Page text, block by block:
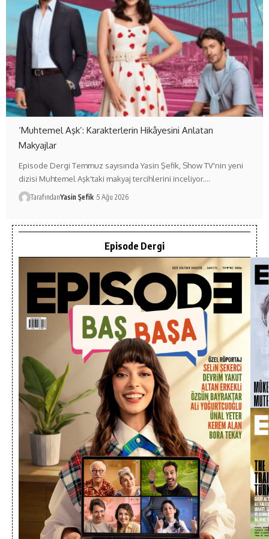
‘Muhtemel Aşk’: Karakterlerin Hikâyesini Anlatan
Makyajlar
Episode Dergi Temmuz sayısında Yasin Şefik, Show TV'nin yeni
dizisi Muhtemel Aşk'taki makyaj tercihlerini inceliyor.…
TarafındanYasin Şefik 5 Ağu 2026
Episode Dergi